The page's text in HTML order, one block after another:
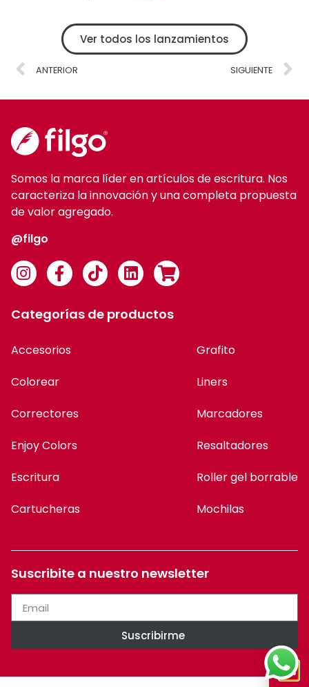
Ver todos los lanzamientos
ANTERIOR SIGUIENTE
Somos la marca líder en artículos de escritura. Nos
caracteriza la innovación y una completa propuesta
de valor agregado.
@filgo
Categorías de productos
Accesorios
Colorear
Correctores
Enjoy Colors
Escritura
Cartucheras
Grafito
Liners
Marcadores
Resaltadores
Roller gel borrable
Mochilas
Suscribite a nuestro newsletter
Suscribirme